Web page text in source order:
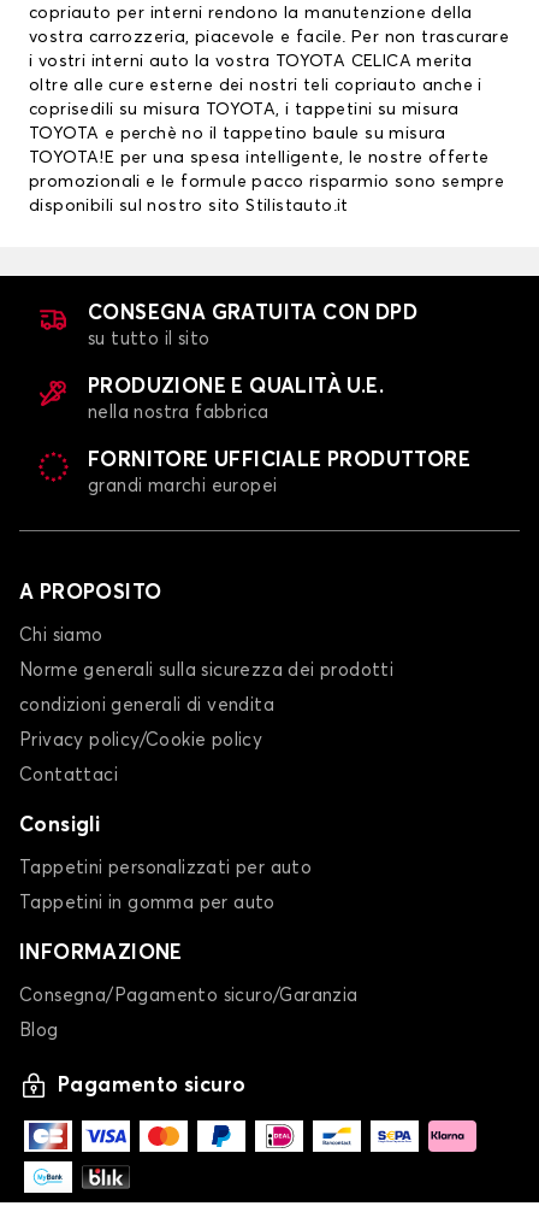
copriauto per interni rendono la manutenzione della
vostra carrozzeria, piacevole e facile. Per non trascurare
i vostri interni auto la vostra TOYOTA CELICA merita
oltre alle cure esterne dei nostri teli copriauto anche i
coprisedili su misura TOYOTA, i tappetini su misura
TOYOTA e perchè no il tappetino baule su misura
TOYOTA!E per una spesa intelligente, le nostre offerte
promozionali e le formule pacco risparmio sono sempre
disponibili sul nostro sito Stilistauto.it
CONSEGNA GRATUITA CON DPD
su tutto il sito
PRODUZIONE E QUALITÀ U.E.
nella nostra fabbrica
FORNITORE UFFICIALE PRODUTTORE
grandi marchi europei
A PROPOSITO
Chi siamo
Norme generali sulla sicurezza dei prodotti
condizioni generali di vendita
Privacy policy/Cookie policy
Contattaci
Consigli
Tappetini personalizzati per auto
Tappetini in gomma per auto
INFORMAZIONE
Consegna/Pagamento sicuro/Garanzia
Blog
Pagamento sicuro